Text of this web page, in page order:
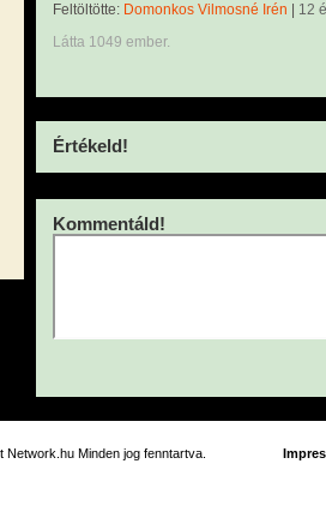
Feltöltötte: Domonkos Vilmosné Irén
12
Látta 1049 ember.
Értékeld!
Kommentáld!
Network.hu Minden jog fenntartva.